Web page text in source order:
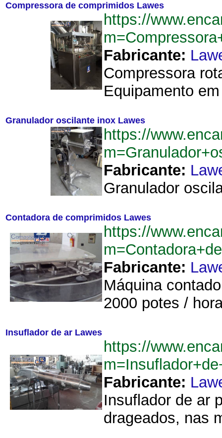
Compressora de comprimidos Lawes
https://
Fabricante:
Compressora
Equipamento
Granulador oscilante inox Lawes
https://
Fabricante:
Granulador
Contadora de comprimidos Lawes
https://
Fabricante:
Máquina
2000 potes /
Insuflador de ar Lawes
https://
Fabricante:
Insuflador de ar
drageados, nas